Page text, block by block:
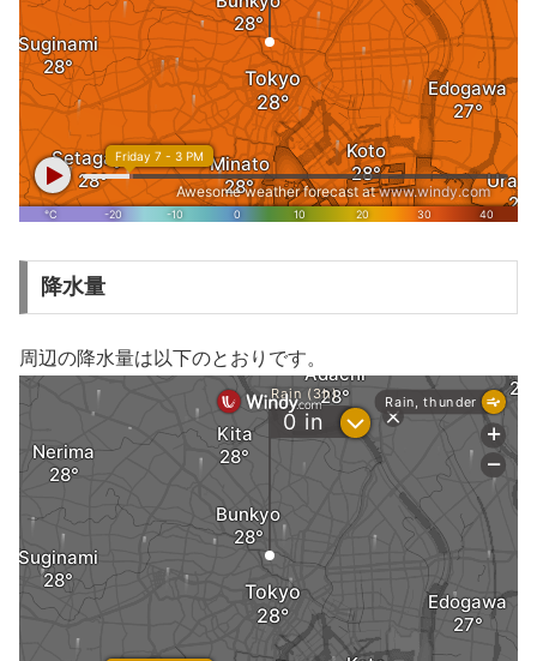
降水量
周辺の降水量は以下のとおりです。